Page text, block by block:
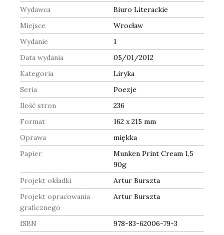
Wydawca
Biuro Literackie
Miejsce
Wrocław
Wydanie
1
Data wydania
05/01/2012
Kategoria
Liryka
Seria
Poezje
Ilość stron
236
Format
162 x 215 mm
Oprawa
miękka
Papier
Munken Print Cream 1,5
90g
Projekt okładki
Artur Burszta
Projekt opracowania
graficznego
Artur Burszta
ISBN 978-83-62006-79-3